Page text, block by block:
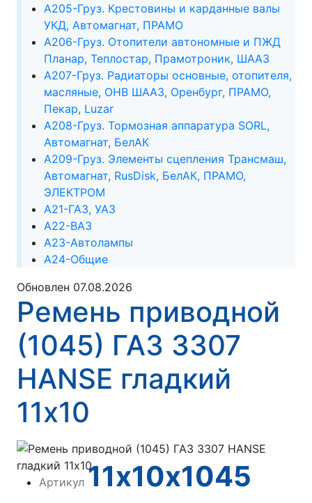
А205-Груз. Крестовины и карданные валы
УКД, Автомагнат, ПРАМО
А206-Груз. Отопители автономные и ПЖД
Планар, Теплостар, Прамотроник, ШААЗ
А207-Груз. Радиаторы основные, отопителя,
масляные, ОНВ ШААЗ, Оренбург, ПРАМО,
Пекар, Luzar
А208-Груз. Тормозная аппаратура SORL,
Автомагнат, БелАК
А209-Груз. Элементы сцепления Трансмаш,
Автомагнат, RusDisk, БелАК, ПРАМО,
ЭЛЕКТРОМ
А21-ГАЗ, УАЗ
А22-ВАЗ
А23-Автолампы
А24-Общие
Обновлен 07.08.2026
Ремень приводной
(1045) ГАЗ 3307
HANSE гладкий
11х10
Артикул 11х10х1045